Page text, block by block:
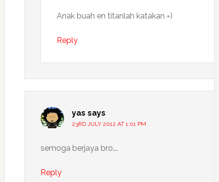
Anak buah en titanlah katakan =)
Reply
yas says
23RD JULY 2012 AT 1:01 PM
semoga berjaya bro….
Reply